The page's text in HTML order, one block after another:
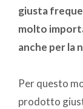
giusta
molto
anche per la
Per questo
prodotto